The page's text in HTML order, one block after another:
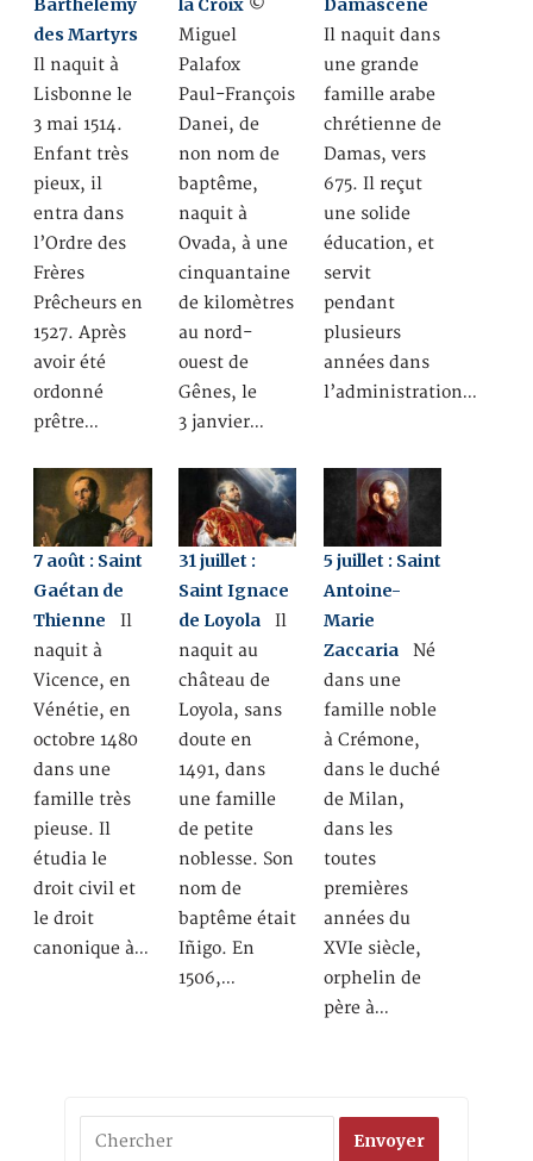
des Martyrs
Il naquit à
Lisbonne le
3 mai 1514.
Enfant très
pieux, il
entra dans
l’Ordre des
Frères
Prêcheurs en
1527. Après
avoir été
ordonné
prêtre…
©
Miguel
Palafox
Paul-François
Danei, de
non nom de
baptême,
naquit à
Ovada, à une
cinquantaine
de kilomètres
au nord-
ouest de
Gênes, le
3 janvier…
Il naquit dans
une grande
famille arabe
chrétienne de
Damas, vers
675. Il reçut
une solide
éducation, et
servit
pendant
plusieurs
années dans
l’administration…
7 août : Saint
Gaétan de
Thienne Il
naquit à
Vicence, en
Vénétie, en
octobre 1480
dans une
famille très
pieuse. Il
étudia le
droit civil et
le droit
canonique à…
31 juillet :
Saint Ignace
de Loyola Il
naquit au
château de
Loyola, sans
doute en
1491, dans
une famille
de petite
noblesse. Son
nom de
baptême était
Iñigo. En
1506,…
5 juillet : Saint
Antoine-
Marie
Zaccaria Né
dans une
famille noble
à Crémone,
dans le duché
de Milan,
dans les
toutes
premières
années du
XVIe siècle,
orphelin de
père à…